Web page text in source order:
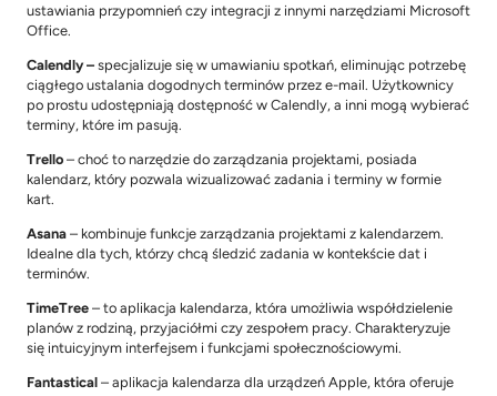
ustawiania przypomnień czy integracji z innymi narzędziami Microsoft
Office.
Calendly – specjalizuje się w umawianiu spotkań, eliminując potrzebę
ciągłego ustalania dogodnych terminów przez e-mail. Użytkownicy
po prostu udostępniają dostępność w Calendly, a inni mogą wybierać
terminy, które im pasują.
Trello – choć to narzędzie do zarządzania projektami, posiada
kalendarz, który pozwala wizualizować zadania i terminy w formie
kart.
Asana – kombinuje funkcje zarządzania projektami z kalendarzem.
Idealne dla tych, którzy chcą śledzić zadania w kontekście dat i
terminów.
TimeTree – to aplikacja kalendarza, która umożliwia współdzielenie
planów z rodziną, przyjaciółmi czy zespołem pracy. Charakteryzuje
się intuicyjnym interfejsem i funkcjami społecznościowymi.
Fantastical – aplikacja kalendarza dla urządzeń Apple, która oferuje